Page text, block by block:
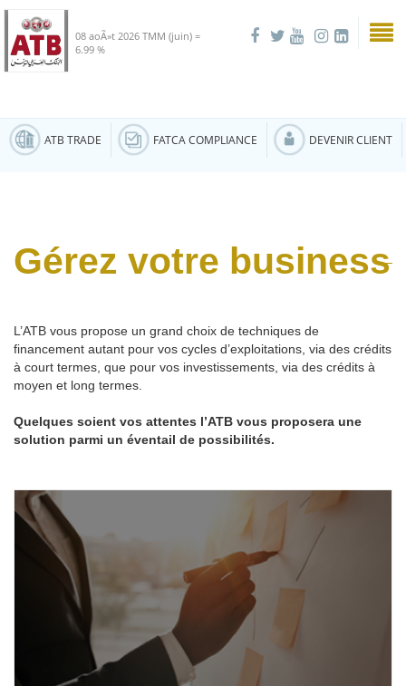
08 aoÃ»t 2026 TMM (juin) =
6.99 %
ATB TRADE FATCA COMPLIANCE DEVENIR CLIENT
Gérez votre business
L’ATB vous propose un grand choix de techniques de
financement autant pour vos cycles d’exploitations, via des crédits
à court termes, que pour vos investissements, via des crédits à
moyen et long termes.
Quelques soient vos attentes l’ATB vous proposera une
solution parmi un éventail de possibilités.